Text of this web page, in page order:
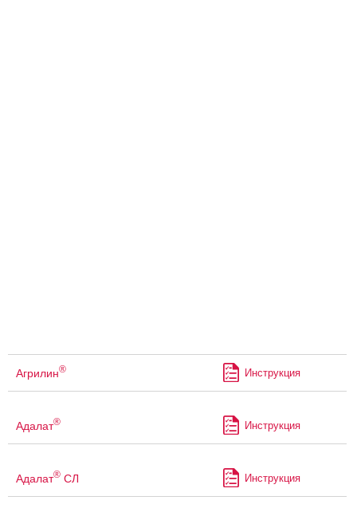
Агрилин® Инструкция
Адалат® Инструкция
Адалат® СЛ Инструкция